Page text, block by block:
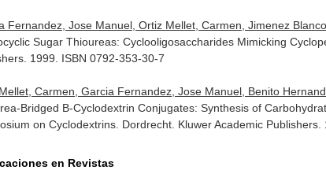
Fernandez, Jose Manuel, Ortiz Mellet, Carmen, Jimenez
Sugar Thioureas: Cyclooligosaccharides Mimicking
1999. ISBN 0792-353-30-7
Carmen, Garcia Fernandez, Jose Manuel, Benito
Bridged B-Cyclodextrin Conjugates: Synthesis of
on Cyclodextrins . Dordrecht. Kluwer Academic
en Revistas